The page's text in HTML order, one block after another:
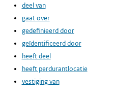
deel van
gaat over
gedefinieerd door
geïdentificeerd door
heeft deel
heeft perdurantlocatie
vestiging van